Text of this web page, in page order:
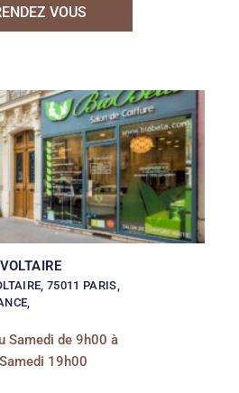
VOUS
75011 PARIS,
Samedi de 9h00 à
19h00